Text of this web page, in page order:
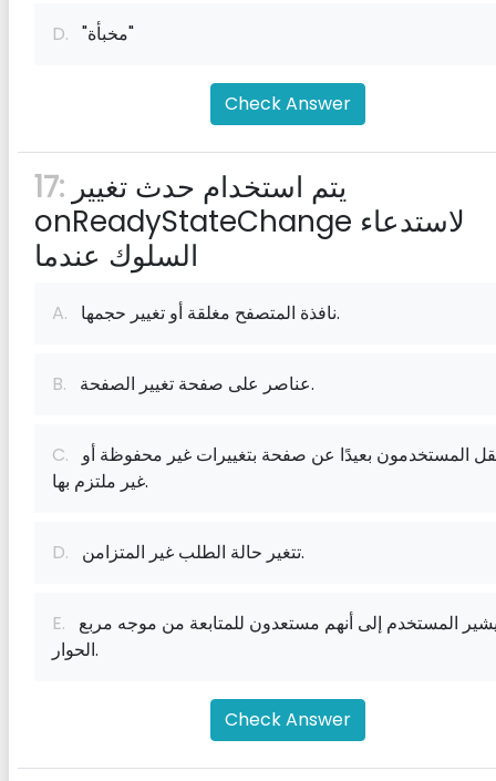
D. "مخبأة"
Check Answer
17:
onReadyStateChange لاستدعاء
السلوك عندما
A. نافذة المتصفح مغلقة أو تغيير حجمها.
B. عناصر على صفحة تغيير الصفحة.
C.
غير ملتزم بها.
D. تتغير حالة الطلب غير المتزامن.
E.
الحوار.
Check Answer